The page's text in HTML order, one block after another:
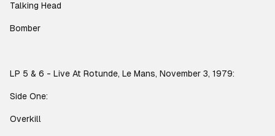
Talking Head
Bomber
LP 5 & 6 - Live At Rotunde, Le Mans, November 3, 1979:
Side One:
Overkill